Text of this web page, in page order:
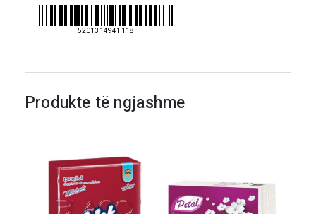
5201314941118
Produkte të ngjashme